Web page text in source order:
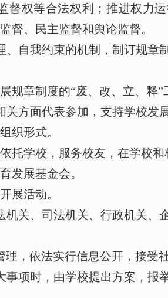
权等合法权利；推进权力
督、民主监督和舆论监督。
自我约束的机制，制订规章
章制度的“废、改、立、释”
方面代表参加，支持学校发
织形式。
学校，服务校友，在学校和
发展基金会。
展活动。
关、司法机关、行政机关、
，依法实行信息公开，接受
项时，由学校提出方案，报